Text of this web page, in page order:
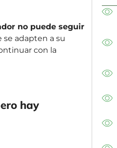
no puede seguir
se adapten a su
con la
hay